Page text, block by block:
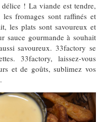
! La viande est tendre,
fromages sont raffinés et
les plats sont savoureux et
sauce gourmande à souhait
savoureux. 33factory se
33factory, laissez-vous
et de goûts, sublimez vos